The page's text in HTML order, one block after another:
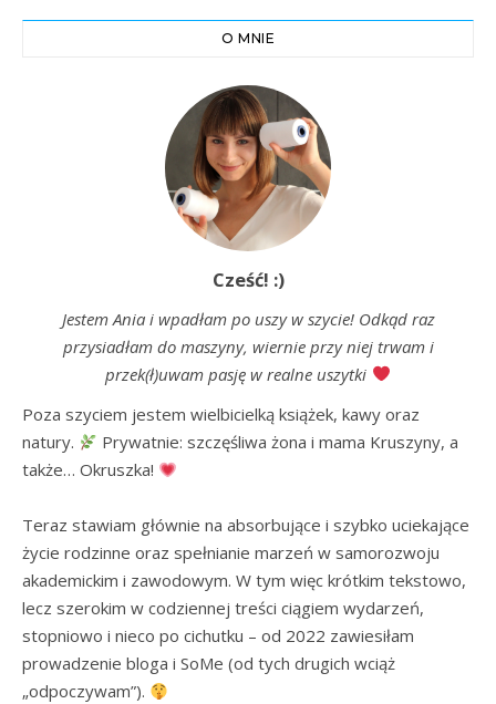
O MNIE
Cześć! :)
Jestem Ania i wpadłam po uszy w szycie! Odkąd raz
przysiadłam do maszyny, wiernie przy niej trwam i
przek(ł)uwam pasję w realne uszytki
Poza szyciem jestem wielbicielką książek, kawy oraz
natury.
Prywatnie: szczęśliwa żona i mama Kruszyny, a
także… Okruszka!
Teraz stawiam głównie na absorbujące i szybko uciekające
życie rodzinne oraz spełnianie marzeń w samorozwoju
akademickim i zawodowym. W tym więc krótkim tekstowo,
lecz szerokim w codziennej treści ciągiem wydarzeń,
stopniowo i nieco po cichutku – od 2022 zawiesiłam
prowadzenie bloga i SoMe (od tych drugich wciąż
„odpoczywam”).